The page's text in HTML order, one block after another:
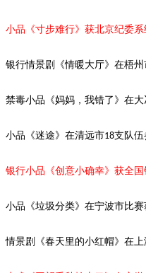
小品《寸步难行》获北京纪委系
银行情景剧《情暖大厅》在梧
禁毒小品《妈妈，我错了》在大
小品《迷途》在清远市18支队伍
银行小品《创意小确幸》获全
小品《垃圾分类》在宁波市比赛
情景剧 《春天里的小红帽》在